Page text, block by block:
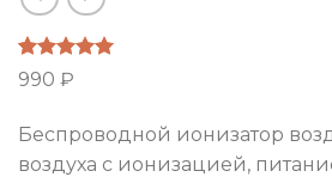
Rated5.00
68
customer
990 ₽
Беспроводной ионизатор
воздуха с ионизацией,